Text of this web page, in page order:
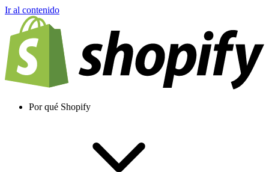
Ir al contenido
Por qué Shopify